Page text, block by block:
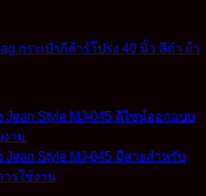
กระเป๋ากีต้าร์โปร่ง 40 นิ้ว สีดำ ผ้า